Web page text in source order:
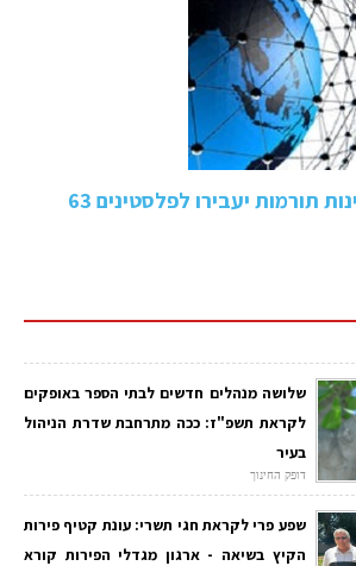
הבנק העולמי ומדינות תורמות יעבירו לפלסטינים 63
שלושה מנהלים חדשים לבתי הספר באופקים
לקראת תשפ"ז: ככה מתרחבת שדרת הניהול
בעיר
דופק החינוך
שפע פרי לקראת חגי תשרי: עונת קטיף פירות
הקיץ בשיאה - ארגון מגדלי הפירות קורא